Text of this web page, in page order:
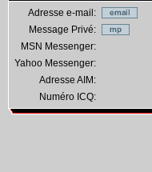
Adresse e-mail:
Message Privé:
MSN Messenger:
Yahoo Messenger:
Adresse AIM:
Numéro ICQ: